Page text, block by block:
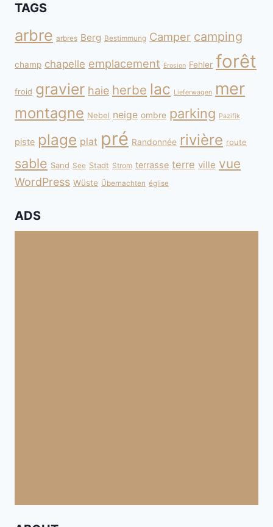
TAGS
arbre arbres Berg Bestimmung Camper camping
champ chapelle emplacement Erosion Fehler forêt
froid gravier haie herbe lac Lieferwagen mer
montagne Nebel neige ombre parking Pazifik
piste plage plat pré Randonnée rivière route
sable Sand See Stadt Strom terrasse terre ville vue
WordPress Wüste Übernachten église
ADS